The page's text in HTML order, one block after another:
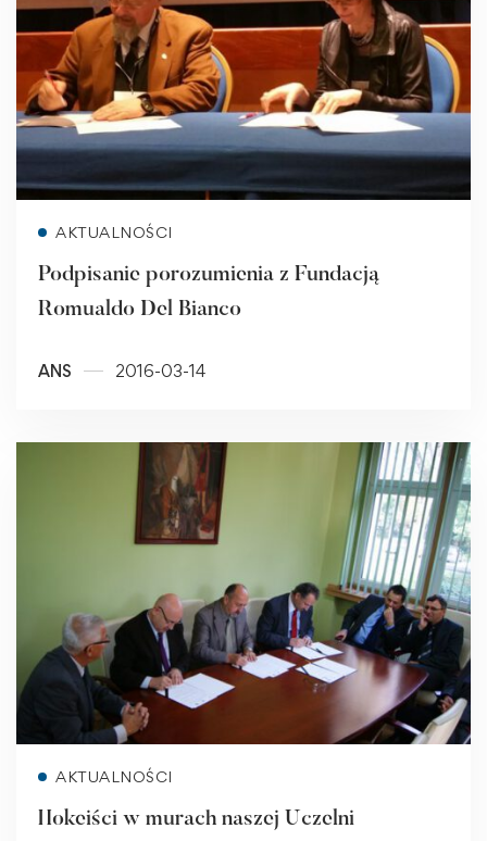
AKTUALNOŚCI
Podpisanie porozumienia z Fundacją
Romualdo Del Bianco
ANS 2016-03-14
AKTUALNOŚCI
Hokeiści w murach naszej Uczelni